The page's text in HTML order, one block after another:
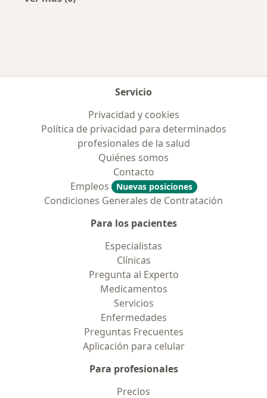
Servicio
Privacidad y cookies
Política de privacidad para determinados
profesionales de la salud
Quiénes somos
Contacto
Empleos
Nuevas posiciones
Condiciones Generales de Contratación
Para los pacientes
Especialistas
Clínicas
Pregunta al Experto
Medicamentos
Servicios
Enfermedades
Preguntas Frecuentes
Aplicación para celular
Para profesionales
Precios